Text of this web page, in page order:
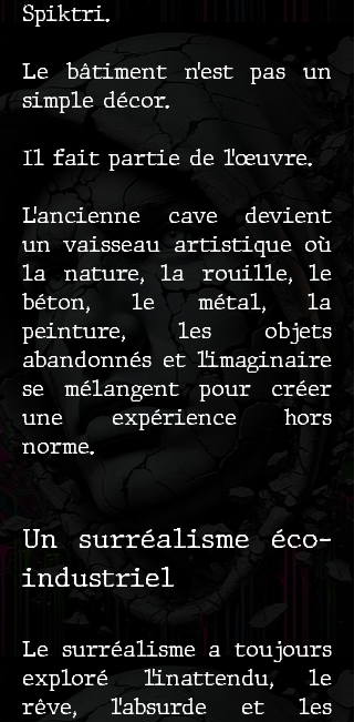
Spiktri.
Le bâtiment n’est pas un
simple décor.
Il fait partie de l’œuvre.
L’ancienne cave devient
un vaisseau artistique où
la nature, la rouille, le
béton, le métal, la
peinture, les objets
abandonnés et l’imaginaire
se mélangent pour créer
une expérience hors
norme.
Un surréalisme éco-
industriel
Le surréalisme a toujours
exploré l’inattendu, le
rêve, l’absurde et les